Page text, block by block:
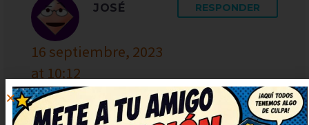
JOSÉ
16 septiembre, 2023
at 10:12
RESPONDER
Vaya ocurrencia más buena, me ha